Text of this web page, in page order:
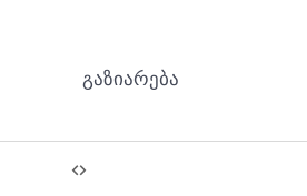
გაზიარება